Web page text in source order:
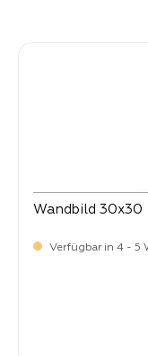
Wandbild 30x30
Verfügbar in 4 - 5